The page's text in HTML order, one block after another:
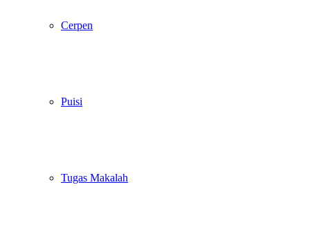
Cerpen
Puisi
Tugas Makalah